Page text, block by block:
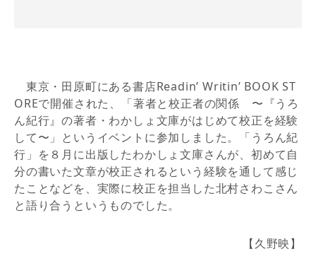
東京・田原町にある書店Readin’ Writin’ BOOK ST
OREで開催された、「著者と校正者の関係 〜『うろ
ん紀行』の著者・わかしょ文庫がはじめて校正を経験
して〜」というイベントに参加しました。「うろん紀
行」を８月に出版したわかしょ文庫さんが、初めて自
分の書いた文章が校正されるという経験を通して感じ
たことなどを、実際に校正を担当した北村さわこさん
と語り合うというものでした。
【久野映】